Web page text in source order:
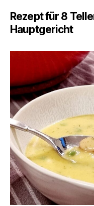
Rezept für 8
Hauptgericht